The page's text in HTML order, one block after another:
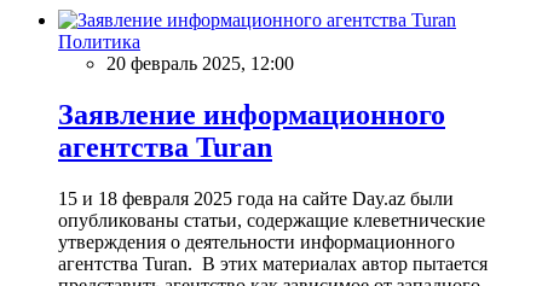
Политика
20 февраль 2025, 12:00
Заявление информационного
агентства Turan
15 и 18 февраля 2025 года на сайте Day.az были
опубликованы статьи, содержащие клеветнические
утверждения о деятельности информационного
агентства Turan. В этих материалах автор пытается